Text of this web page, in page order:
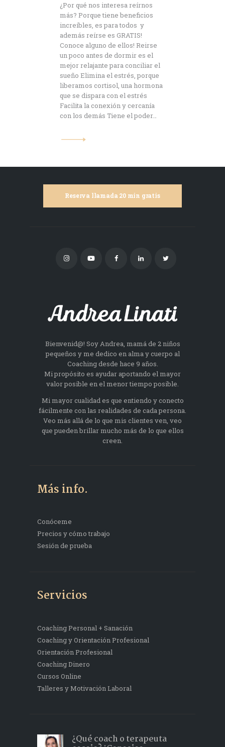
¿Por qué nos interesa reírnos
más? Porque tiene beneficios
increíbles, es para todos y
además reírse es GRATIS!
Conoce alguno de ellos! Reirse
un poco antes de dormir es el
mejor relajante para conciliar el
sueño Elimina el estrés, porque
liberamos cortisol, una hormona
que se dispara con el estrés
Facilita la conexión y cercanía
con los demás Tiene el poder…
Reserva llamada 20 min gratis
Bienvenid@! Soy Andrea, mamá de 2 niños
pequeños y me dedico en alma y cuerpo al
Coaching desde hace 9 años.
Mi propósito es ayudar aportando el mayor
valor posible en el menor tiempo posible.
Mi mayor cualidad es que entiendo y conecto
fácilmente con las realidades de cada persona.
Veo más allá de lo que mis clientes ven, veo
que pueden brillar mucho más de lo que ellos
creen.
Más info.
Conóceme
Precios y cómo trabajo
Sesión de prueba
Servicios
Coaching Personal + Sanación
Coaching y Orientación Profesional
Orientación Profesional
Coaching Dinero
Cursos Online
Talleres y Motivación Laboral
¿Qué coach o terapeuta